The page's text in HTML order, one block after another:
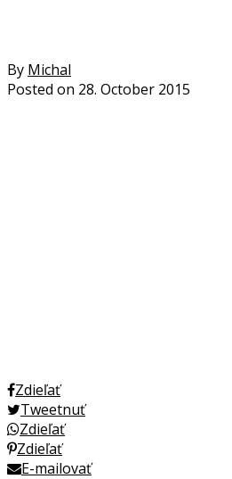
By Michal
Posted on 28. October 2015
Zdieľať
Tweetnuť
Zdieľať
Zdieľať
E-mailovať